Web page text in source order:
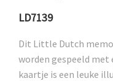
LD7139
Dit Little Dutch
worden gespeeld met
kaartje is een leuke